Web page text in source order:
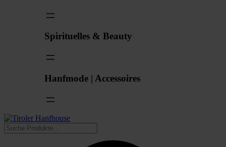
Spirituelles & Beauty
Hanfmode | Accessoires
Suchen